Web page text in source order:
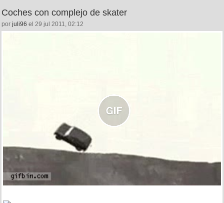
Coches con complejo de skater
por juli96 el 29 jul 2011, 02:12